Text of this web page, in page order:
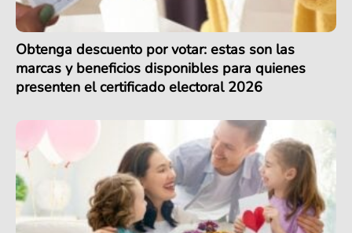
Obtenga descuento por votar: estas son las
marcas y beneficios disponibles para quienes
presenten el certificado electoral 2026